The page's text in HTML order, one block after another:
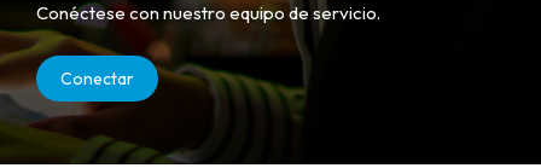
Conéctese con nuestro equipo de servicio.
Conectar